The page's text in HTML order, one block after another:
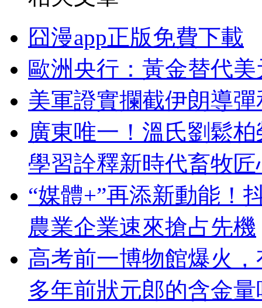
囧漫app正版免費下載
歐洲央行：黃金替代
美軍證實攔截伊朗導
廣東唯一！溫氏劉鬆
學習詮釋新時代畜牧匠
“媒體+”再添新動能！
農業企業速來搶占先機
高考前一博物館爆火
多年前狀元郎的含金量